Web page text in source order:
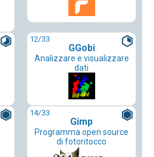
12/33
GGobi
Analizzare e visualizzare
dati
14/33
Gimp
Programma open source
di fotoritocco